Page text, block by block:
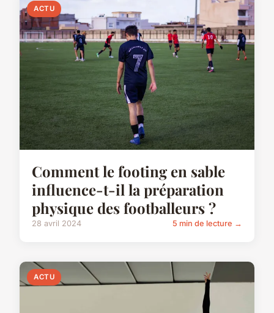
ACTU
Comment le footing en sable
influence-t-il la préparation
physique des footballeurs ?
28 avril 2024 5 min de lecture →
ACTU